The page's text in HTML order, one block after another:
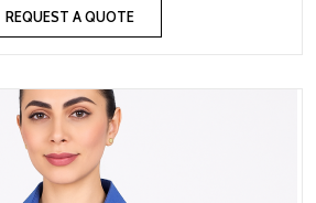
REQUEST A QUOTE